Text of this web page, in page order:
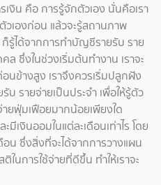
งิน คือ การรู้จักตัวเอง นั่นคือเรา
เองก่อน แล้วจะรู้สถานภาพ
ก็รู้ได้จากการทำบัญชีรายรับ ราย
ซึ่งในช่วงเริ่มต้นทำงาน เราจะ
นข้างสูง เราจึงควรเริ่มปลูกฝัง
รายจ่ายเป็นประจำ เพื่อให้รู้ตัว
ายฟุ่มเฟือยมากน้อยเพียงใด
เงินออมในแต่ละเดือนเท่าไร โดย
น ซึ่งสิ่งที่จะได้จากการวางแผน
ในการใช้จ่ายที่ดีขึ้น ทำให้เราจะ